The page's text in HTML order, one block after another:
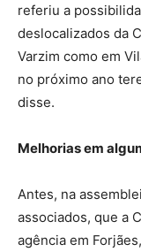
referiu a
deslocalizados da
Varzim como em
no próximo ano
disse.
Melhorias em
Antes, na
associados, que a
agência em